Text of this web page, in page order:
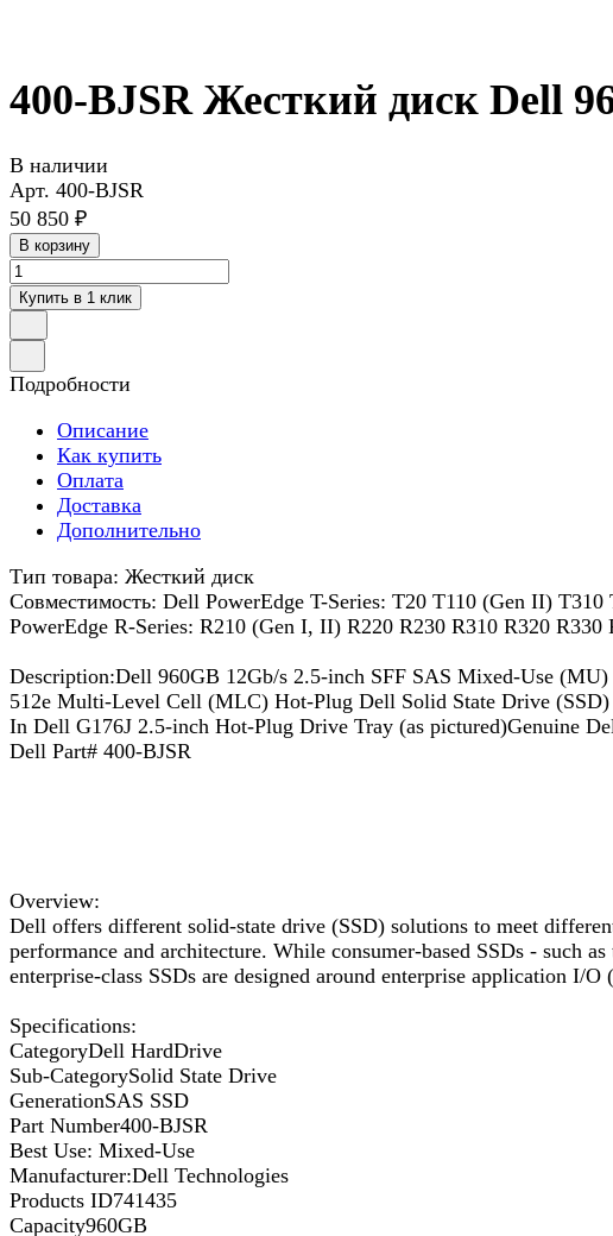
400-BJSR Жесткий диск Dell
В наличии
Арт. 400-BJSR
50 850 ₽
В корзину
Купить в 1 клик
Подробности
Описание
Как купить
Оплата
Доставка
Дополнительно
Тип товара: Жесткий диск
Совместимость: Dell PowerEdge T-Series: T20 T110 (Gen II)
PowerEdge R-Series: R210 (Gen I, II) R220 R230 R310 R320
Description:Dell 960GB 12Gb/s 2.5-inch SFF SAS Mixed-Use (MU)
512e Multi-Level Cell (MLC) Hot-Plug Dell Solid State Drive (SSD)
In Dell G176J 2.5-inch Hot-Plug Drive Tray (as pictured)Genuine
Dell Part# 400-BJSR
Overview:
Dell offers different solid-state drive (SSD) solutions to meet
performance and architecture. While consumer-based SSDs - such
enterprise-class SSDs are designed around enterprise application
Specifications:
CategoryDell HardDrive
Sub-CategorySolid State Drive
GenerationSAS SSD
Part Number400-BJSR
Best Use: Mixed-Use
Manufacturer:Dell Technologies
Products ID741435
Capacity960GB